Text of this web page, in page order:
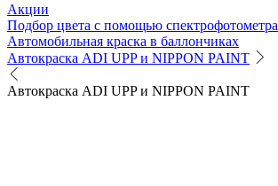
Акции
Подбор цвета с помощью спектрофотометра
Автомобильная краска в баллончиках
Автокраска ADI UPP и NIPPON PAINT
Автокраска ADI UPP и NIPPON PAINT